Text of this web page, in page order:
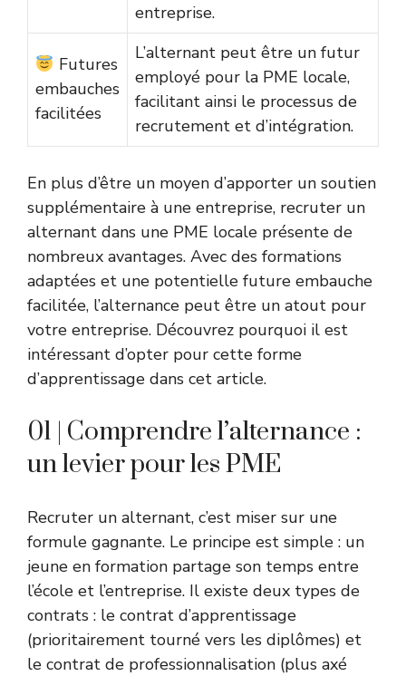
entreprise.
Futures
embauches
facilitées
L’alternant peut être un futur
employé pour la PME locale,
facilitant ainsi le processus de
recrutement et d’intégration.
En plus d’être un moyen d’apporter un soutien
supplémentaire à une entreprise, recruter un
alternant dans une PME locale présente de
nombreux avantages. Avec des formations
adaptées et une potentielle future embauche
facilitée, l’alternance peut être un atout pour
votre entreprise. Découvrez pourquoi il est
intéressant d’opter pour cette forme
d’apprentissage dans cet article.
01 | Comprendre l’alternance :
un levier pour les PME
Recruter un alternant, c’est miser sur une
formule gagnante. Le principe est simple : un
jeune en formation partage son temps entre
l’école et l’entreprise. Il existe deux types de
contrats : le contrat d’apprentissage
(prioritairement tourné vers les diplômes) et
le contrat de professionnalisation (plus axé